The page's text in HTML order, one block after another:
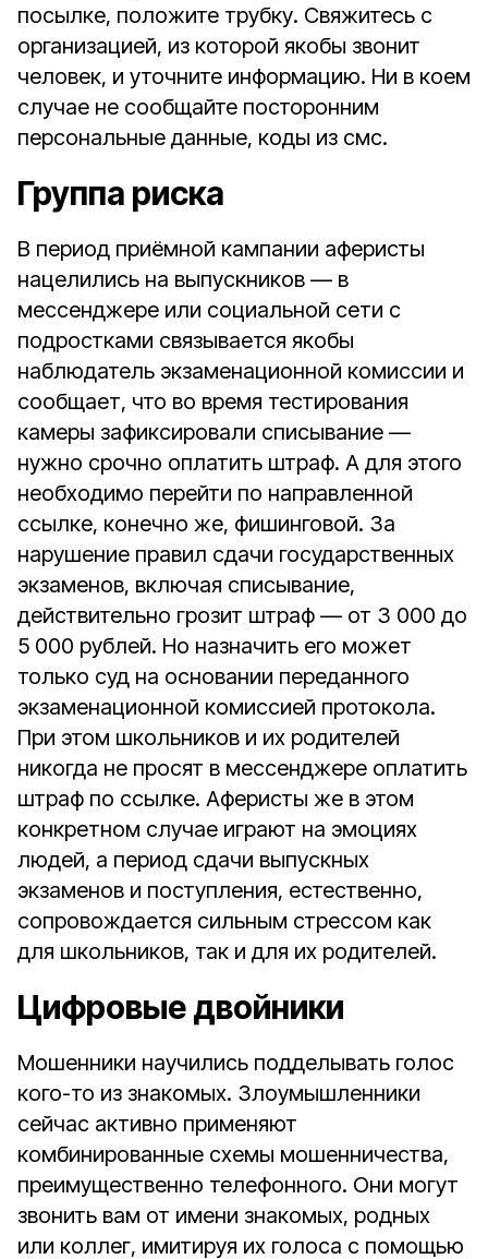
посылке, положите трубку. Свяжитесь с
организацией, из которой якобы звонит
человек, и уточните информацию. Ни в коем
случае не сообщайте посторонним
персональные данные, коды из смс.
Группа риска
В период приёмной кампании аферисты
нацелились на выпускников — в
мессенджере или социальной сети с
подростками связывается якобы
наблюдатель экзаменационной комиссии и
сообщает, что во время тестирования
камеры зафиксировали списывание —
нужно срочно оплатить штраф. А для этого
необходимо перейти по направленной
ссылке, конечно же, фишинговой. За
нарушение правил сдачи государственных
экзаменов, включая списывание,
действительно грозит штраф — от 3 000 до
5 000 рублей. Но назначить его может
только суд на основании переданного
экзаменационной комиссией протокола.
При этом школьников и их родителей
никогда не просят в мессенджере оплатить
штраф по ссылке. Аферисты же в этом
конкретном случае играют на эмоциях
людей, а период сдачи выпускных
экзаменов и поступления, естественно,
сопровождается сильным стрессом как
для школьников, так и для их родителей.
Цифровые двойники
Мошенники научились подделывать голос
кого-то из знакомых. Злоумышленники
сейчас активно применяют
комбинированные схемы мошенничества,
преимущественно телефонного. Они могут
звонить вам от имени знакомых, родных
или коллег, имитируя их голоса с помощью